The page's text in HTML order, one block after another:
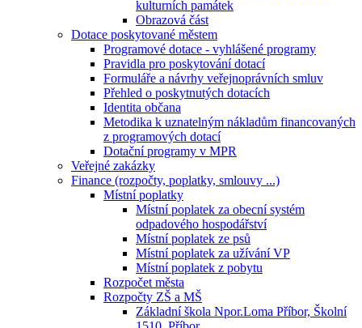
kulturních památek
Obrazová část
Dotace poskytované městem
Programové dotace - vyhlášené programy
Pravidla pro poskytování dotací
Formuláře a návrhy veřejnoprávních smluv
Přehled o poskytnutých dotacích
Identita občana
Metodika k uznatelným nákladům financovaných
z programových dotací
Dotační programy v MPR
Veřejné zakázky
Finance (rozpočty, poplatky, smlouvy ...)
Místní poplatky
Místní poplatek za obecní systém
odpadového hospodářství
Místní poplatek ze psů
Místní poplatek za užívání VP
Místní poplatek z pobytu
Rozpočet města
Rozpočty ZŠ a MŠ
Základní škola Npor.Loma Příbor, Školní